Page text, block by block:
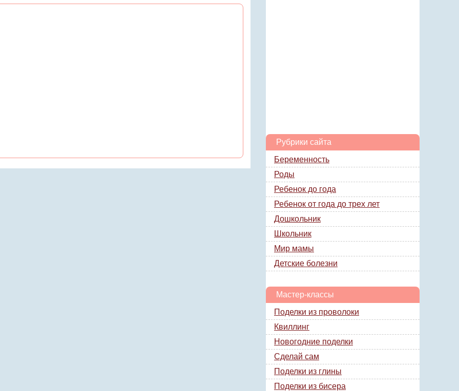
Рубрики сайта
Беременность
Роды
Ребенок до года
Ребенок от года до трех лет
Дошкольник
Школьник
Мир мамы
Детские болезни
Мастер-классы
Поделки из проволоки
Квиллинг
Новогодние поделки
Сделай сам
Поделки из глины
Поделки из бисера